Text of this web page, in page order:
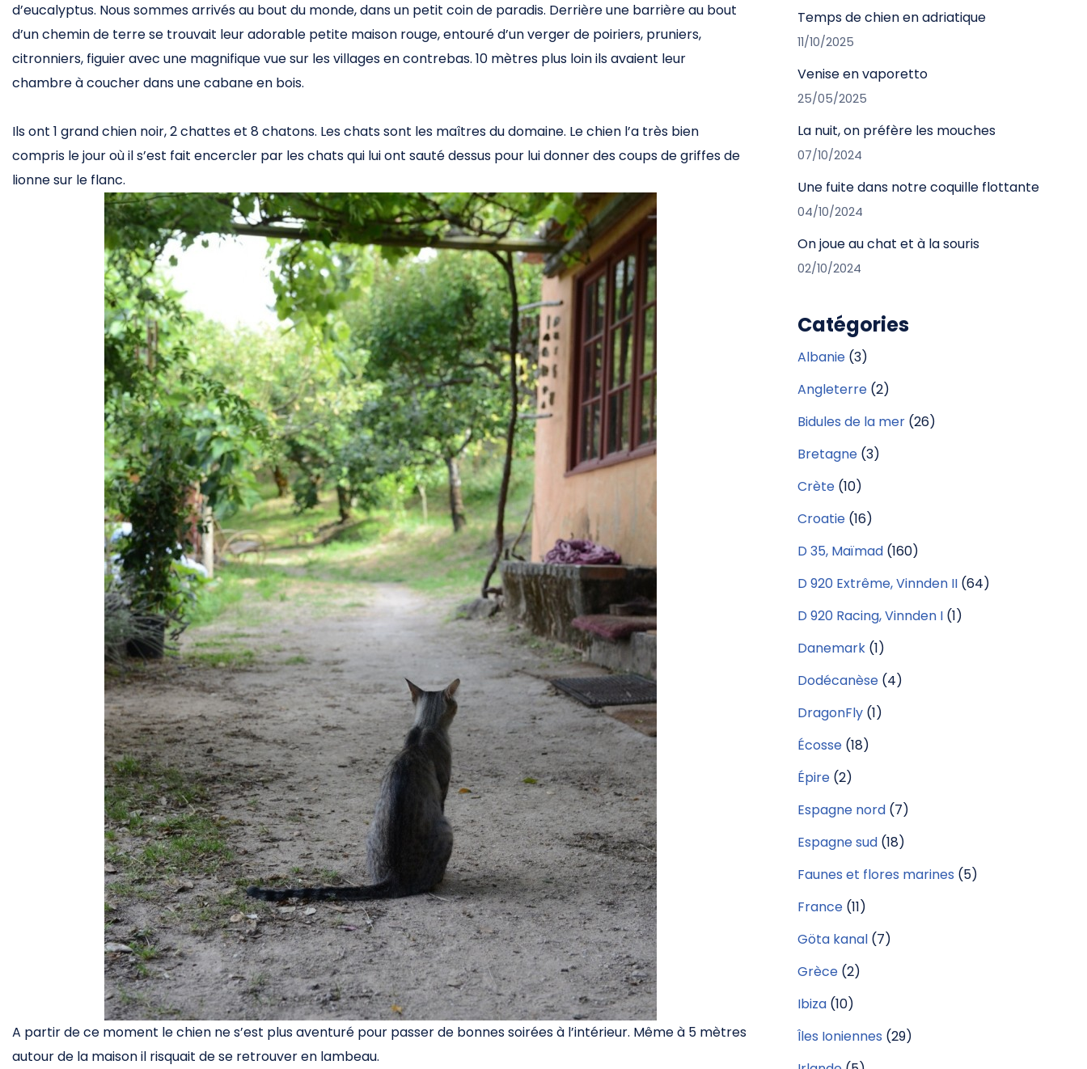
d’eucalyptus. Nous sommes arrivés au bout du monde, dans un petit coin de paradis. Derrière une barrière au bout
d’un chemin de terre se trouvait leur adorable petite maison rouge, entouré d’un verger de poiriers, pruniers,
citronniers, figuier avec une magnifique vue sur les villages en contrebas. 10 mètres plus loin ils avaient leur
chambre à coucher dans une cabane en bois.
Ils ont 1 grand chien noir, 2 chattes et 8 chatons. Les chats sont les maîtres du domaine. Le chien l’a très bien
compris le jour où il s’est fait encercler par les chats qui lui ont sauté dessus pour lui donner des coups de griffes de
lionne sur le flanc.
A partir de ce moment le chien ne s’est plus aventuré pour passer de bonnes soirées à l’intérieur. Même à 5 mètres
autour de la maison il risquait de se retrouver en lambeau.
Temps de chien en adriatique
11/10/2025
Venise en vaporetto
25/05/2025
La nuit, on préfère les mouches
07/10/2024
Une fuite dans notre coquille flottante
04/10/2024
On joue au chat et à la souris
02/10/2024
Catégories
Albanie(3)
Angleterre(2)
Bidules de la mer(26)
Bretagne(3)
Crète(10)
Croatie(16)
D 35, Maïmad(160)
D 920 Extrême, Vinnden II(64)
D 920 Racing, Vinnden I(1)
Danemark(1)
Dodécanèse(4)
DragonFly(1)
Écosse(18)
Épire(2)
Espagne nord(7)
Espagne sud(18)
Faunes et flores marines (5)
France(11)
Göta kanal(7)
Grèce(2)
Ibiza(10)
Îles Ioniennes (29)